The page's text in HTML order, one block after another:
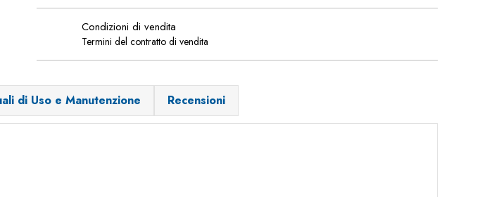
Condizioni di vendita
Termini del contratto di vendita
di Uso e Manutenzione Recensioni